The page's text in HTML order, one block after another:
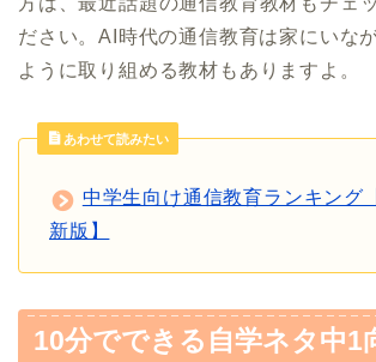
ださい。AI時代の通信教育は家にいな
ように取り組める教材もありますよ。
あわせて読みたい
中学生向け通信教育ランキング
新版】
10分でできる自学ネタ中1